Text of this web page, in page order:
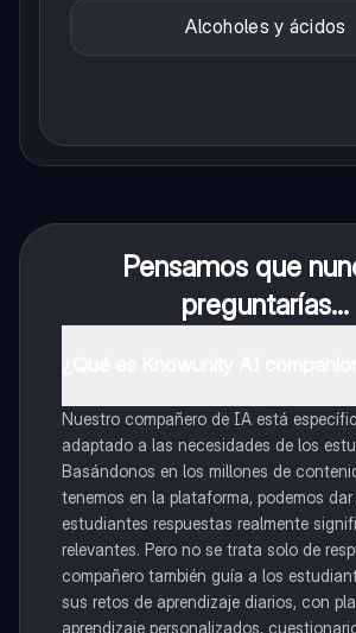
Alcoholes y ácidos
Pensamos que
preguntarías...
Nuestro compañero de IA está
adaptado a las necesidades de los
Basándonos en los millones de
tenemos en la plataforma, podemos
estudiantes respuestas realmente
relevantes. Pero no se trata solo de
compañero también guía a los
sus retos de aprendizaje diarios, con
aprendizaje personalizados,